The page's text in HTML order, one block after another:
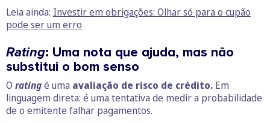
Leia ainda: Investir em obrigações: Olhar só para o cupão
pode ser um erro
Rating: Uma nota que ajuda, mas não
substitui o bom senso
O ratingé uma avaliação de risco de crédito. Em
linguagem direta: é uma tentativa de medir a probabilidade
de o emitente falhar pagamentos.